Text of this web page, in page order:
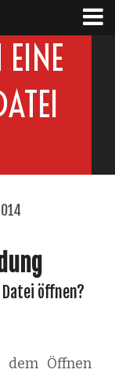
Datei öffnen?
dem Öffnen